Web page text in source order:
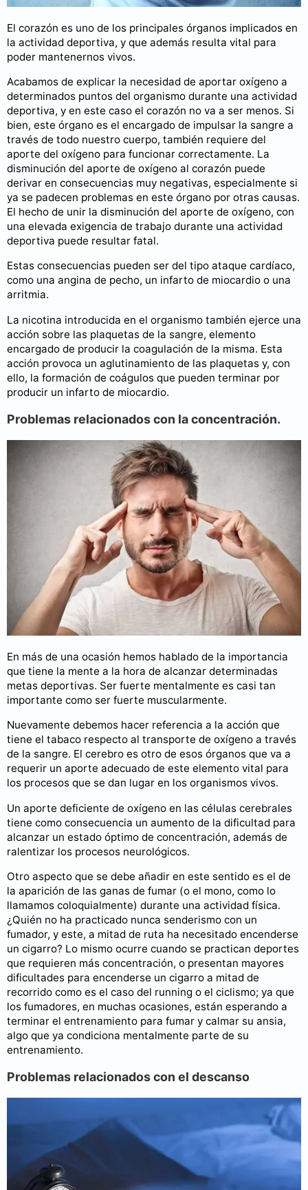
El corazón es uno de los principales órganos implicados en
la actividad deportiva, y que además resulta vital para
poder mantenernos vivos.
Acabamos de explicar la necesidad de aportar oxígeno a
determinados puntos del organismo durante una actividad
deportiva, y en este caso el corazón no va a ser menos. Si
bien, este órgano es el encargado de impulsar la sangre a
través de todo nuestro cuerpo, también requiere del
aporte del oxígeno para funcionar correctamente. La
disminución del aporte de oxígeno al corazón puede
derivar en consecuencias muy negativas, especialmente si
ya se padecen problemas en este órgano por otras causas.
El hecho de unir la disminución del aporte de oxígeno, con
una elevada exigencia de trabajo durante una actividad
deportiva puede resultar fatal.
Estas consecuencias pueden ser del tipo ataque cardíaco,
como una angina de pecho, un infarto de miocardio o una
arritmia.
La nicotina introducida en el organismo también ejerce una
acción sobre las plaquetas de la sangre, elemento
encargado de producir la coagulación de la misma. Esta
acción provoca un aglutinamiento de las plaquetas y, con
ello, la formación de coágulos que pueden terminar por
producir un infarto de miocardio.
Problemas relacionados con la concentración.
En más de una ocasión hemos hablado de la importancia
que tiene la mente a la hora de alcanzar determinadas
metas deportivas. Ser fuerte mentalmente es casi tan
importante como ser fuerte muscularmente.
Nuevamente debemos hacer referencia a la acción que
tiene el tabaco respecto al transporte de oxígeno a través
de la sangre. El cerebro es otro de esos órganos que va a
requerir un aporte adecuado de este elemento vital para
los procesos que se dan lugar en los organismos vivos.
Un aporte deficiente de oxígeno en las células cerebrales
tiene como consecuencia un aumento de la dificultad para
alcanzar un estado óptimo de concentración, además de
ralentizar los procesos neurológicos.
Otro aspecto que se debe añadir en este sentido es el de
la aparición de las ganas de fumar (o el mono, como lo
llamamos coloquialmente) durante una actividad física.
¿Quién no ha practicado nunca senderismo con un
fumador, y este, a mitad de ruta ha necesitado encenderse
un cigarro? Lo mismo ocurre cuando se practican deportes
que requieren más concentración, o presentan mayores
dificultades para encenderse un cigarro a mitad de
recorrido como es el caso del running o el ciclismo; ya que
los fumadores, en muchas ocasiones, están esperando a
terminar el entrenamiento para fumar y calmar su ansia,
algo que ya condiciona mentalmente parte de su
entrenamiento.
Problemas relacionados con el descanso